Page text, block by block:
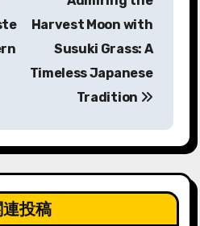
Harvest Moon with
Susuki Grass: A
Timeless Japanese
Tradition
連投稿